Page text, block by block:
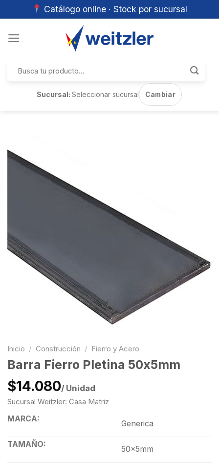
Catálogo online · Stock por sucursal
por:
Sucursal:Seleccionar sucursal Cambiar
Inicio / Construcción / Fierro y Acero
Barra Fierro Pletina 50x5mm
$14.080/ Unidad
Sucursal Weitzler: Casa Matriz
MARCA:
Generica
TAMAÑO:
50x5mm